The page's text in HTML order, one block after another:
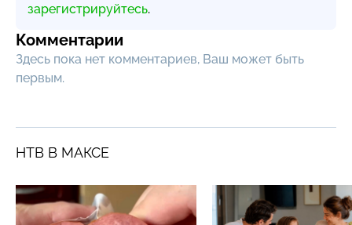
зарегистрируйтесь.
Комментарии
Здесь пока нет комментариев, Ваш может быть
первым.
НТВ В МАКСЕ